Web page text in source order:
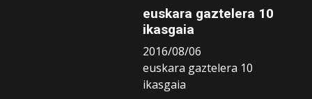
euskara gaztelera 10
ikasgaia
2016/08/06
euskara gaztelera 10
ikasgaia